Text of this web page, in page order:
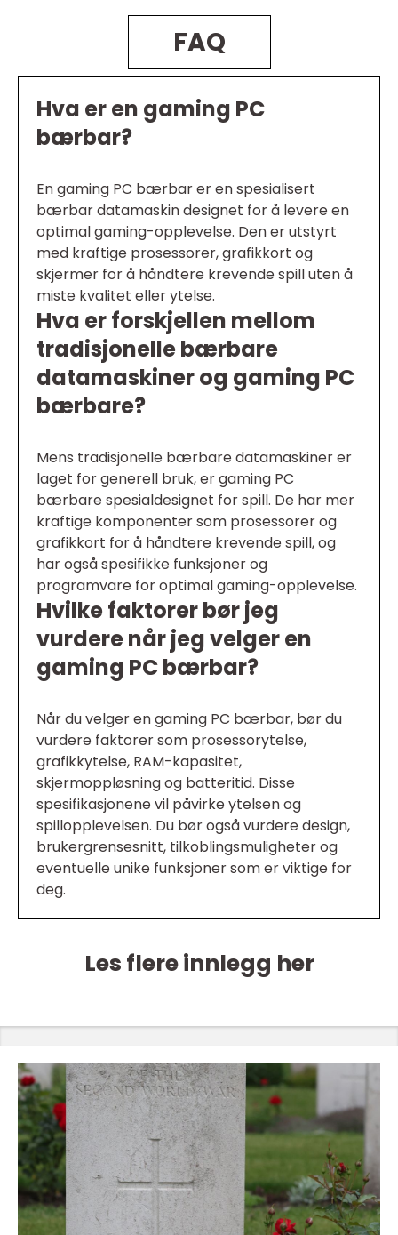
FAQ
Hva er en gaming PC
bærbar?
En gaming PC bærbar er en spesialisert
bærbar datamaskin designet for å levere en
optimal gaming-opplevelse. Den er utstyrt
med kraftige prosessorer, grafikkort og
skjermer for å håndtere krevende spill uten å
miste kvalitet eller ytelse.
Hva er forskjellen mellom
tradisjonelle bærbare
datamaskiner og gaming PC
bærbare?
Mens tradisjonelle bærbare datamaskiner er
laget for generell bruk, er gaming PC
bærbare spesialdesignet for spill. De har mer
kraftige komponenter som prosessorer og
grafikkort for å håndtere krevende spill, og
har også spesifikke funksjoner og
programvare for optimal gaming-opplevelse.
Hvilke faktorer bør jeg
vurdere når jeg velger en
gaming PC bærbar?
Når du velger en gaming PC bærbar, bør du
vurdere faktorer som prosessorytelse,
grafikkytelse, RAM-kapasitet,
skjermoppløsning og batteritid. Disse
spesifikasjonene vil påvirke ytelsen og
spillopplevelsen. Du bør også vurdere design,
brukergrensesnitt, tilkoblingsmuligheter og
eventuelle unike funksjoner som er viktige for
deg.
Les flere innlegg her